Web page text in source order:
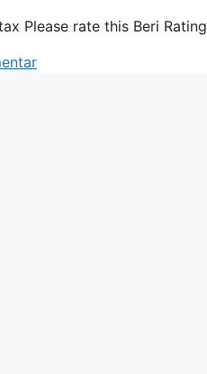
Please rate this Beri Rating